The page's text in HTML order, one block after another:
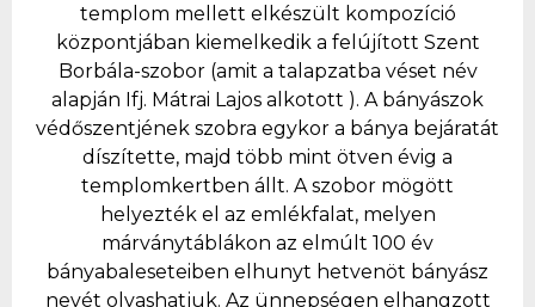
templom mellett elkészült kompozíció
központjában kiemelkedik a felújított Szent
Borbála-szobor (amit a talapzatba véset név
alapján Ifj. Mátrai Lajos alkotott ). A bányászok
védőszentjének szobra egykor a bánya bejáratát
díszítette, majd több mint ötven évig a
templomkertben állt. A szobor mögött
helyezték el az emlékfalat, melyen
márványtáblákon az elmúlt 100 év
bányabaleseteiben elhunyt hetvenöt bányász
nevét olvashatjuk. Az ünnepségen elhangzott